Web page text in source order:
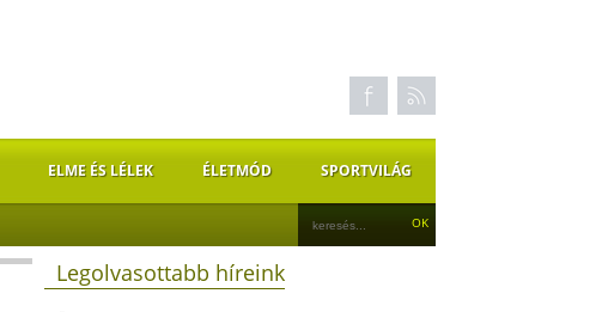
ELME ÉS LÉLEK ÉLETMÓD SPORTVILÁG
Legolvasottabb híreink